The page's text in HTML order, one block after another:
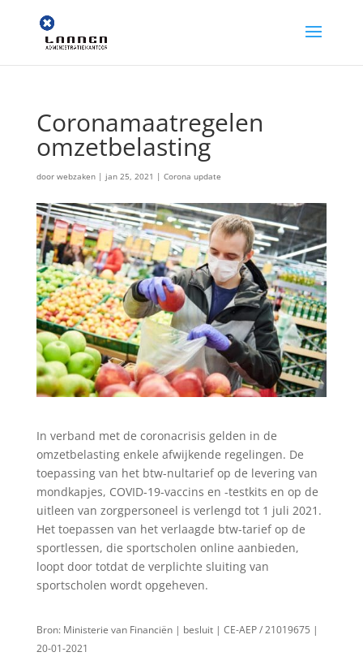
Coronamaatregelen
omzetbelasting
door webzaken| jan 25, 2021 | Corona update
In verband met de coronacrisis gelden in de
omzetbelasting enkele afwijkende regelingen. De
toepassing van het btw-nultarief op de levering van
mondkapjes, COVID-19-vaccins en -testkits en op de
uitleen van zorgpersoneel is verlengd tot 1 juli 2021.
Het toepassen van het verlaagde btw-tarief op de
sportlessen, die sportscholen online aanbieden,
loopt door totdat de verplichte sluiting van
sportscholen wordt opgeheven.
Bron: Ministerie van Financiën | besluit | CE-AEP / 21019675 |
20-01-2021